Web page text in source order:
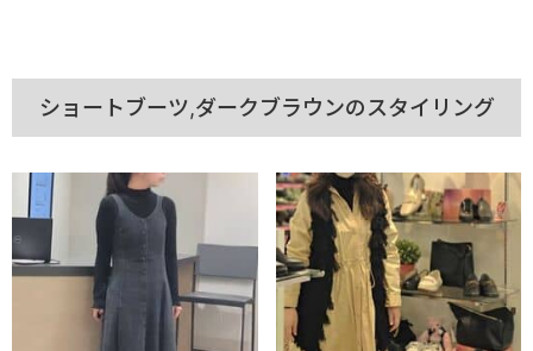
ショートブーツ,ダークブラウンのスタイリング